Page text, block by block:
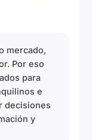
mercado,
Por eso
para
e
decisiones
y